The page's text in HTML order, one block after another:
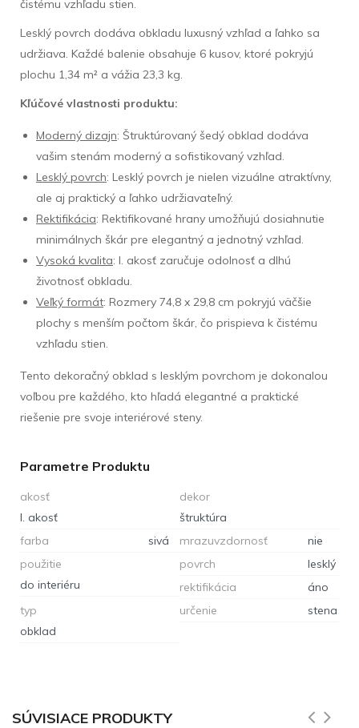
čistému vzhľadu stien.
Lesklý povrch dodáva obkladu luxusný vzhľad a ľahko sa
udržiava. Každé balenie obsahuje 6 kusov, ktoré pokryjú
plochu 1,34 m² a vážia 23,3 kg.
Kľúčové vlastnosti produktu:
Moderný dizajn: Štruktúrovaný šedý obklad dodáva
vašim stenám moderný a sofistikovaný vzhľad.
Lesklý povrch: Lesklý povrch je nielen vizuálne atraktívny,
ale aj praktický a ľahko udržiavateľný.
Rektifikácia: Rektifikované hrany umožňujú dosiahnutie
minimálnych škár pre elegantný a jednotný vzhľad.
Vysoká kvalita: I. akosť zaručuje odolnosť a dlhú
životnosť obkladu.
Veľký formát: Rozmery 74,8 x 29,8 cm pokryjú väčšie
plochy s menším počtom škár, čo prispieva k čistému
vzhľadu stien.
Tento dekoračný obklad s lesklým povrchom je dokonalou
voľbou pre každého, kto hľadá elegantné a praktické
riešenie pre svoje interiérové steny.
Parametre Produktu
akosť
I. akosť
dekor
štruktúra
farba
sivá mrazuvzdornosť
nie
použitie
do interiéru
povrch
lesklý
rektifikácia
áno
typ
obklad
určenie stena
SÚVISIACE PRODUKTY